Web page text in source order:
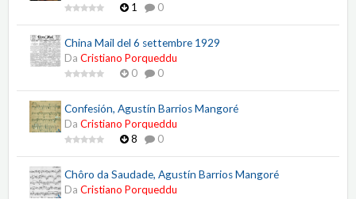
1
0
China Mail del 6 settembre 1929
Da Cristiano Porqueddu
0
0
Confesión, Agustín Barrios Mangoré
Da Cristiano Porqueddu
8
0
Chôro da Saudade, Agustín Barrios Mangoré
Da Cristiano Porqueddu